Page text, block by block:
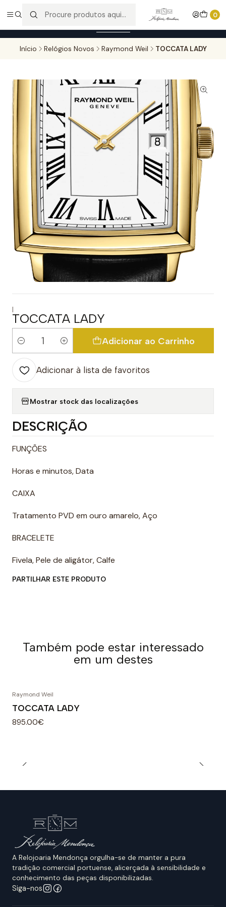
0
Entregas gratuitas para compras superiores a 100,00€ - Todas as
encomendas serão sujeitas a confirmação de stock.
Início Relógios Novos Raymond Weil TOCCATA LADY
|
TOCCATA LADY
Quantidade
Adicionar ao Carrinho
Adicionar à lista de favoritos
Mostrar stock das localizações
DESCRIÇÃO
FUNÇÕES
Horas e minutos, Data
CAIXA
Tratamento PVD em ouro amarelo, Aço
BRACELETE
Fivela, Pele de aligátor, Calfe
PARTILHAR ESTE PRODUTO
Também pode estar interessado
em um destes
Raymond Weil
TOCCATA LADY
895.00€
A Relojoaria Mendonça orgulha-se de manter a pura
tradição comercial portuense, alicerçada à sensibilidade e
conhecimento das peças disponibilizadas.
Siga-nos